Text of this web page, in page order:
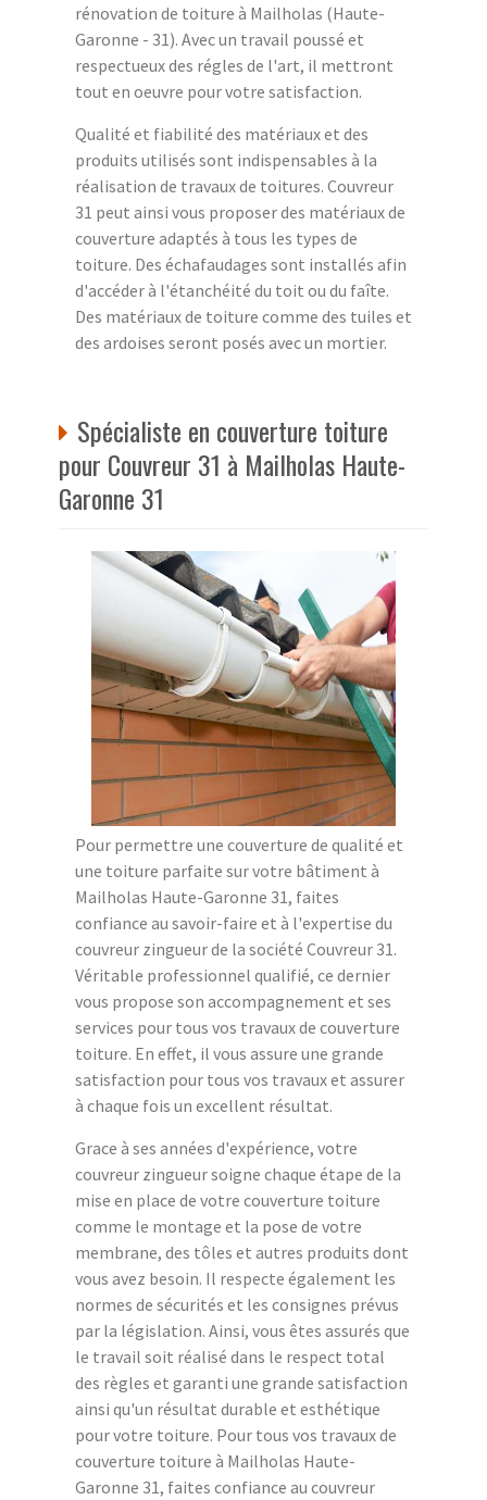
rénovation de toiture à Mailholas (Haute-
Garonne - 31). Avec un travail poussé et
respectueux des régles de l'art, il mettront
tout en oeuvre pour votre satisfaction.
Qualité et fiabilité des matériaux et des
produits utilisés sont indispensables à la
réalisation de travaux de toitures. Couvreur
31 peut ainsi vous proposer des matériaux de
couverture adaptés à tous les types de
toiture. Des échafaudages sont installés afin
d'accéder à l'étanchéité du toit ou du faîte.
Des matériaux de toiture comme des tuiles et
des ardoises seront posés avec un mortier.
Spécialiste en couverture toiture
pour Couvreur 31 à Mailholas Haute-
Garonne 31
Pour permettre une couverture de qualité et
une toiture parfaite sur votre bâtiment à
Mailholas Haute-Garonne 31, faites
confiance au savoir-faire et à l'expertise du
couvreur zingueur de la société Couvreur 31.
Véritable professionnel qualifié, ce dernier
vous propose son accompagnement et ses
services pour tous vos travaux de couverture
toiture. En effet, il vous assure une grande
satisfaction pour tous vos travaux et assurer
à chaque fois un excellent résultat.
Grace à ses années d'expérience, votre
couvreur zingueur soigne chaque étape de la
mise en place de votre couverture toiture
comme le montage et la pose de votre
membrane, des tôles et autres produits dont
vous avez besoin. Il respecte également les
normes de sécurités et les consignes prévus
par la législation. Ainsi, vous êtes assurés que
le travail soit réalisé dans le respect total
des règles et garanti une grande satisfaction
ainsi qu'un résultat durable et esthétique
pour votre toiture. Pour tous vos travaux de
couverture toiture à Mailholas Haute-
Garonne 31, faites confiance au couvreur